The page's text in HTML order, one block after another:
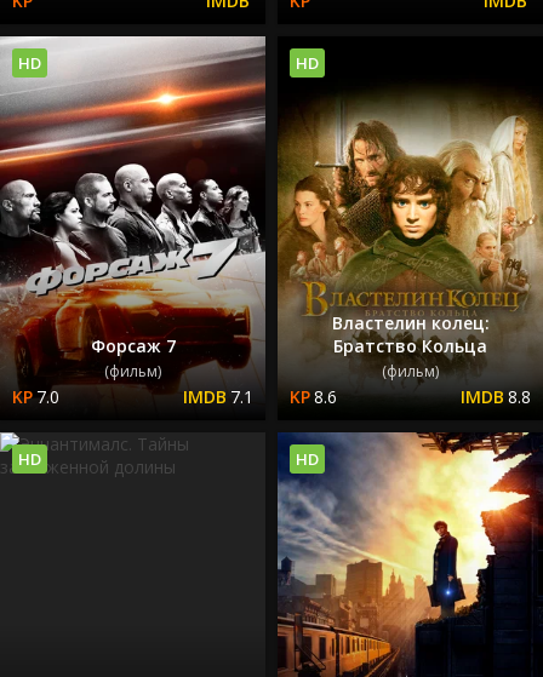
Форсаж 7
(фильм)
7.0 7.1
HD
Властелин колец:
Братство Кольца
(фильм)
8.6 8.8
HD
HD HD